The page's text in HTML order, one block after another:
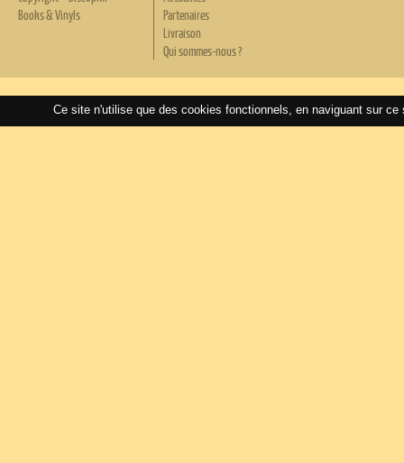
Books & Vinyls
Partenaires
Livraison
Qui sommes-nous ?
Ce site n'utilise que des cookies fonctionnels, en naviguant sur